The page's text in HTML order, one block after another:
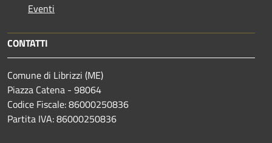
Eventi
CONTATTI
Comune di Librizzi (ME)
Piazza Catena - 98064
Codice Fiscale: 86000250836
Partita IVA: 86000250836